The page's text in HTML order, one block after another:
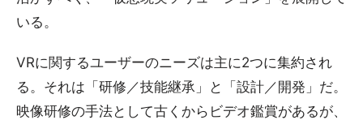
いる。
VRに関するユーザーのニーズは主に2つに集約され
る。それは「研修／技能継承」と「設計／開発」だ。
映像研修の手法として古くからビデオ鑑賞があるが、